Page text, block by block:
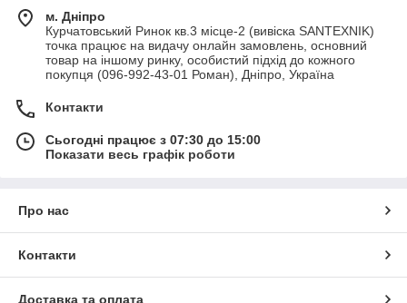
м. Дніпро
Курчатовський Ринок кв.3 місце-2 (вивіска SANTEXNIK)
точка працює на видачу онлайн замовлень, основний
товар на іншому ринку, особистий підхід до кожного
покупця (096-992-43-01 Роман), Дніпро, Україна
Контакти
Сьогодні працює з 07:30 до 15:00
Показати весь графік роботи
Про нас
Контакти
Доставка та оплата